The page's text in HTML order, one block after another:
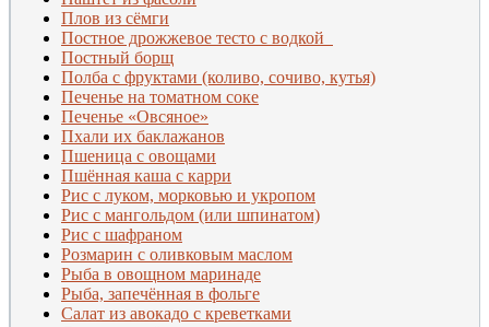
Плов из сёмги
Постное дрожжевое тесто с водкой
Постный борщ
Полба с фруктами (коливо, сочиво, кутья)
Печенье на томатном соке
Печенье «Овсяное»
Пхали их баклажанов
Пшеница с овощами
Пшённая каша с карри
Рис с луком, морковью и укропом
Рис с мангольдом (или шпинатом)
Рис с шафраном
Розмарин с оливковым маслом
Рыба в овощном маринаде
Рыба, запечённая в фольге
Салат из авокадо с креветками